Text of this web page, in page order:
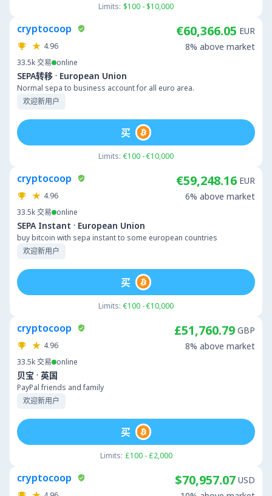
Limits: $100 - $10,000
cryptocoop
4.96
33.5k交易 online
SEPA转移 · European Union
Normal sepa to business account for all euro area.
欢迎新用户
€60,366.05 EUR
8% above market
Limits: €100 - €10,000
买
cryptocoop
4.96
33.5k交易 online
SEPA Instant · European Union
buy bitcoin with sepa instant to some european countries
欢迎新用户
€59,248.16 EUR
6% above market
Limits: €100 - €10,000
买
cryptocoop
4.96
33.5k交易 online
贝宝 · 英国
PayPal friends and family
欢迎新用户
£51,760.79 GBP
8% above market
Limits: £100 - £2,000
买
cryptocoop $70,957.07 USD